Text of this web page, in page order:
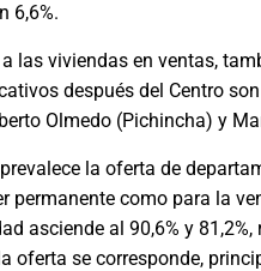
6,6%.
las viviendas en ventas,
después del Centro
Olmedo (Pichincha) y
la oferta de
permanente como para la
asciende al 90,6% y 81,2%,
oferta se corresponde,